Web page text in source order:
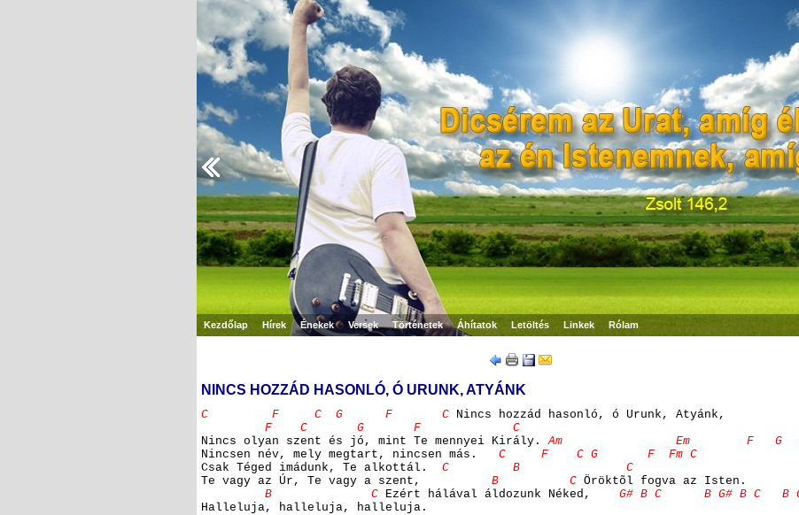
Kezdőlap Hírek Énekek Versek Történetek Áhítatok Letöltés Linkek Rólam
NINCS HOZZÁD HASONLÓ, Ó URUNK, ATYÁNK
C F C G F C Nincs hozzád hasonló, ó Urunk, Atyánk,
F C G F C
Nincs olyan szent és jó, mint Te mennyei Király.
Am Em F G F
Nincsen név, mely megtart, nincsen más.
C F C G F Fm C
Csak Téged imádunk, Te alkottál.
C B C
Te vagy az Úr, Te vagy a szent,
B C Öröktõl fogva az Isten.
B C Ezért hálával áldozunk Néked,
G# B C B G# B C B
Halleluja, halleluja, halleluja.